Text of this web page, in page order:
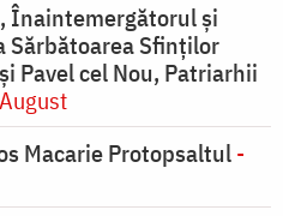
Înaintemergătorul şi
Sărbătoarea Sfinţilor
Pavel cel Nou, Patriarhii
Macarie Protopsaltul-